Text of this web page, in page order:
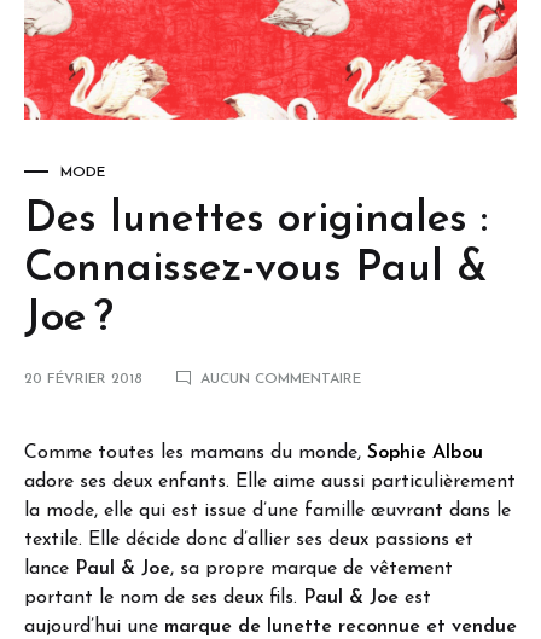
MODE
Des lunettes originales :
Connaissez-vous Paul &
Joe ?
20 FÉVRIER 2018 AUCUN COMMENTAIRE
Comme toutes les mamans du monde, Sophie Albou
adore ses deux enfants. Elle aime aussi particulièrement
la mode, elle qui est issue d’une famille œuvrant dans le
textile. Elle décide donc d’allier ses deux passions et
lance Paul & Joe, sa propre marque de vêtement
portant le nom de ses deux fils. Paul & Joe est
aujourd’hui une marque de lunette reconnue et vendue